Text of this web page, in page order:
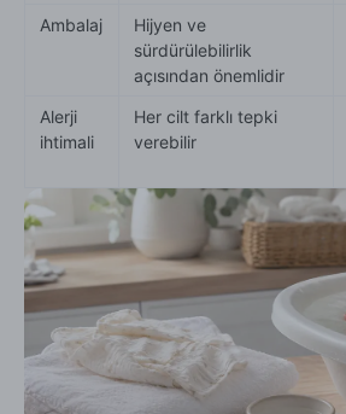
Ambalaj
Hijyen ve
sürdürülebilirlik
açısından önemlidir
Alerji
ihtimali
Her cilt farklı tepki
verebilir